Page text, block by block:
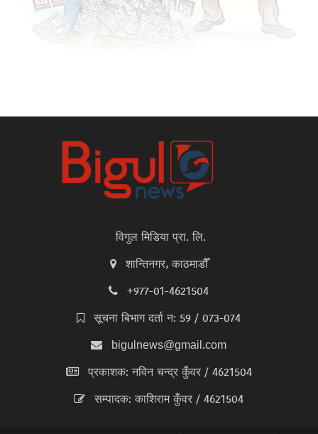
विगुल मिडिया प्रा. लि.
शान्तिनगर, काठमाडौँ
+977-01-4621504
सूचना बिभाग दर्ता न: 59 / 073-074
bigulnews@gmail.com
प्रकाशक: नविन चन्द्र कुँवर / 4621504
सम्पादक: काशिराम कुँवर / 4621504